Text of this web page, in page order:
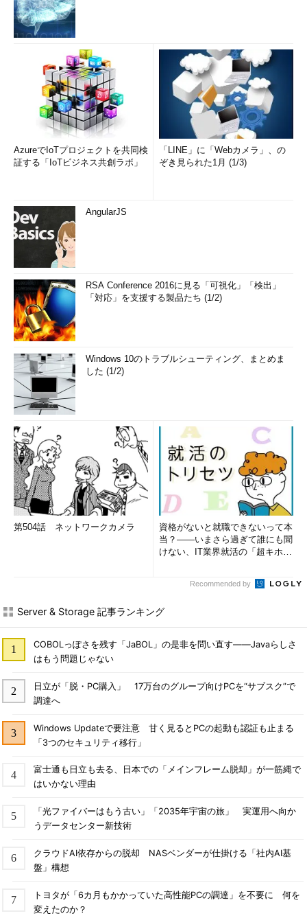
AzureでIoTプロジェクトを共同検
証する「IoTビジネス共創ラボ」
「LINE」に「Webカメラ」、の
ぞき見られた1月 (1/3)
AngularJS
RSA Conference 2016に見る「可視化」「検出」
「対応」を支援する製品たち (1/2)
Windows 10のトラブルシューティング、まとめま
した (1/2)
第504話 ネットワークカメラ
資格がないと就職できないって本
当？――いまさら過ぎて誰にも聞
けない、IT業界就活の「超キホ
Recommended by
Server & Storage 記事ランキング
COBOLっぽさを残す「JaBOL」の是非を問い直す――Javaらしさ
はもう問題じゃない
日立が「脱・PC購入」 17万台のグループ向けPCを“サブスク”で
調達へ
Windows Updateで要注意 甘く見るとPCの起動も認証も止まる
「3つのセキュリティ移行」
富士通も日立も去る、日本での「メインフレーム脱却」が一筋縄で
はいかない理由
「光ファイバーはもう古い」「2035年宇宙の旅」 実運用へ向か
うデータセンター新技術
クラウドAI依存からの脱却 NASベンダーが仕掛ける「社内AI基
盤」構想
トヨタが「6カ月もかかっていた高性能PCの調達」を不要に 何を
変えたのか？